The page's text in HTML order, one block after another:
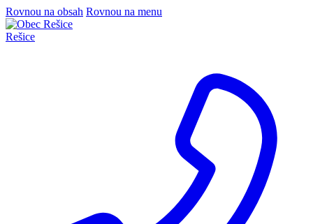
Rovnou na obsah Rovnou na menu
Rešice